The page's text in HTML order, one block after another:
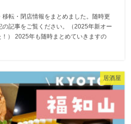
転・閉店情報をまとめました。随時更
記事をご覧ください。（2025年新オー
） 2025年も随時まとめていきますの
居酒屋